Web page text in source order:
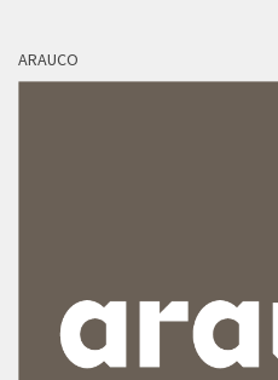
ARAUCO